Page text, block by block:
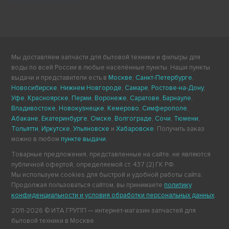
Мы доставляем запчасти для бытовой техники и фильтры для
воды по всей России в любые населённые пункты. Наши пункты
выдачи и представители есть в Москве, Санкт-Петербурге,
Новосибирске, Нижнем Новгороде, Самаре, Ростове-на-Дону,
Уфе, Красноярске, Перми, Воронеже, Саратове, Барнауле,
Владивостоке, Новокузнецке, Кемерово, Симферополе,
Абакане, Екатеринбурге, Омске, Волгограде, Сочи, Тюмени,
Тольятти, Иркутске,Ульяновске иХабаровске. Получить заказ
можно в любом пункте выдачи.
Товарные предложения, представленные на сайте, не являются
публичной офертой, определяемой ст. 437 (2) ГК РФ.
Мы используем cookies для быстрой и удобной работы сайта.
Продолжая пользоваться сайтом, вы принимаете политику
конфиденциальности и условия обработки персональных данных.
2011-2026 © ИТА ГРУПП — интернет-магазин запчастей для
бытовой техники в Москве.